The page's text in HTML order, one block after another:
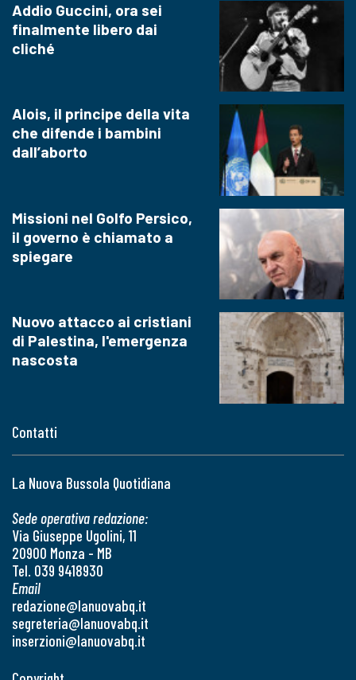
Contatti
La Nuova Bussola Quotidiana
Sede operativa redazione:
Via Giuseppe Ugolini, 11
20900 Monza - MB
Tel. 039 9418930
Email
redazione@lanuovabq.it
segreteria@lanuovabq.it
inserzioni@lanuovabq.it
Addio Guccini, ora sei
finalmente libero dai
cliché
Alois, il principe della vita
che difende i bambini
dall’aborto
Missioni nel Golfo Persico,
il governo è chiamato a
spiegare
Nuovo attacco ai cristiani
di Palestina, l'emergenza
nascosta